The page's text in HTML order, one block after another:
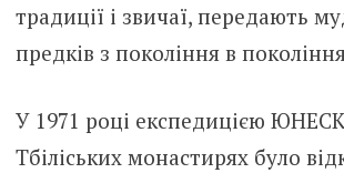
традиції і звичаї, передають
предків з покоління в
У 1971 році експедицією
Тбіліських монастирях було